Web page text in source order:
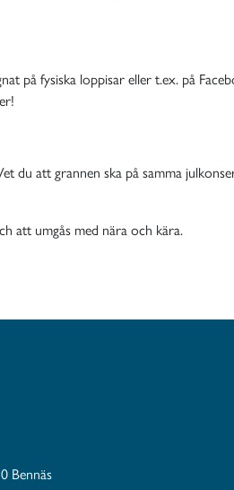
på fysiska loppisar eller t.ex. på
du att grannen ska på samma
att umgås med nära och kära.
Bennäs